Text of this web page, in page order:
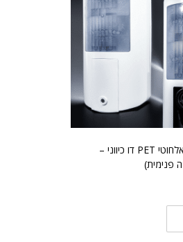
גלאי מצלמה PIR אלחוטי PET דו כיווני –